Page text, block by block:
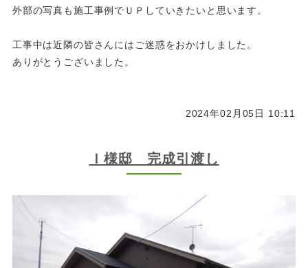
外部の写真も施工事例でＵＰしていきたいと思います。
工事中は近隣の皆さんにはご迷惑をおかけしました。
ありがとうございました。
2024年02月05日 10:11
Ｉ様邸 完成引渡し